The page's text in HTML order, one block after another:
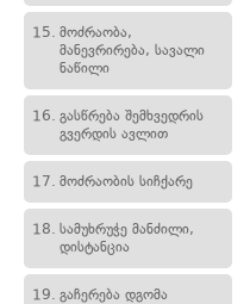
15. მოძრაობა,
მანევრირება, სავალი
ნაწილი
16. გასწრება შემხვედრის
გვერდის ავლით
17. მოძრაობის სიჩქარე
18. სამუხრუჭე მანძილი,
დისტანცია
19. გაჩერება დგომა